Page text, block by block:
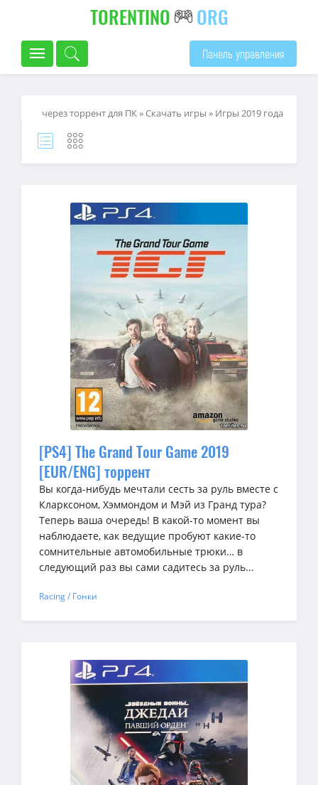
TORENTINO ORG
Панель управления
через торрент для ПК»Скачать игры » Игры 2019 года
[PS4] The Grand Tour Game 2019
[EUR/ENG] торрент
Вы когда-нибудь мечтали сесть за руль вместе с
Кларксоном, Хэммондом и Мэй из Гранд тура?
Теперь ваша очередь! В какой-то момент вы
наблюдаете, как ведущие пробуют какие-то
сомнительные автомобильные трюки… в
следующий раз вы сами садитесь за руль...
Racing / Гонки